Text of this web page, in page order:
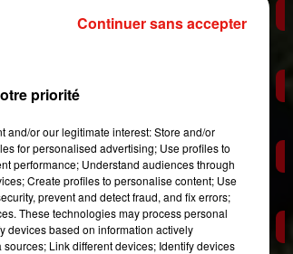
l’acteur qui
de sa fille Ella,
deBorn
priorité
or our legitimate interest: Store and/or
for personalised advertising; Use profiles to
performance; Understand audiences through
Create profiles to personalise content; Use
prevent and detect fraud, and fix errors;
These technologies may process personal
devices based on information actively
Link different devices; Identify devices
Continuer sans accepter